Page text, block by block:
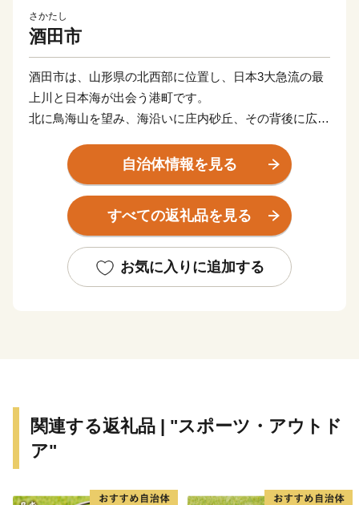
さかたし
酒田市
酒田市は、山形県の北西部に位置し、日本3大急流の最
上川と日本海が出会う港町です。
北に鳥海山を望み、海沿いに庄内砂丘、その背後に広が
肥沃な大地と澄んだ水で育った庄内米は、全国的にも高
い評価を得ています。
また、イチゴやメロン、梨、柿など果物の栽培も盛んで
ふれる商人の町として栄え、街中には今なお多くの歴史
文化が残っています。
自治体情報を見る
すべての返礼品を見る
お気に入りに追加する
関連する返礼品 | "スポーツ・アウトド
ア"